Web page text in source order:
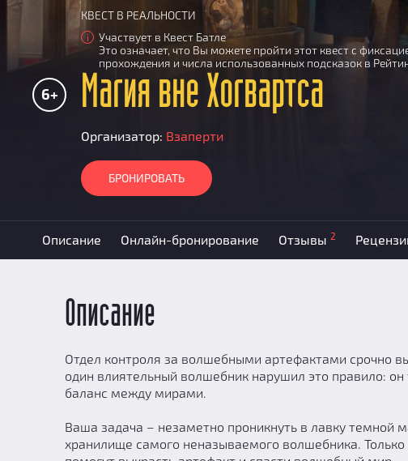
КВЕСТ В РЕАЛЬНОСТИ
i
Участвует в Квест Батле
Это означает, что Вы можете пройти этот квест с
прохождения и числа использованных подсказок в
Магия вне Хогвартса
6+
Организатор: Взаперти
БРОНИРОВАТЬ
Описание Онлайн-бронирование Отзывы 2
Описание
Отдел контроля за волшебными артефактами срочно
один влиятельный волшебник нарушил это правило:
баланс между мирами.
Ваша задача – незаметно проникнуть в лавку темной
хранилище самого неназываемого волшебника.